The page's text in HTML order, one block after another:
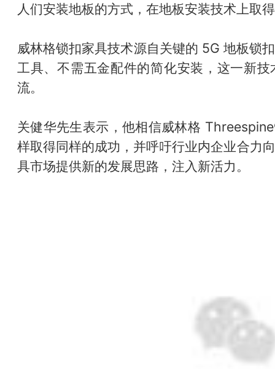
人们安装地板的方式，在地板安装技术上取
威林格锁扣家具技术源自关键的 5G 地板锁
工具、不需五金配件的简化安装，这一新
流。
关健华先生表示，他相信威林格
样取得同样的成功，并呼吁行业内企业合力
具市场提供新的发展思路，注入新活力。